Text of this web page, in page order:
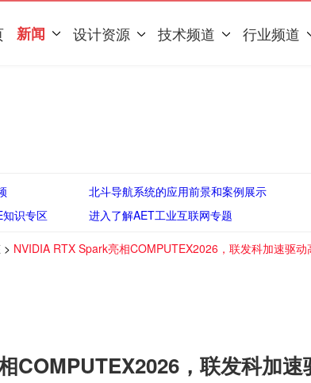
新闻 设计资源 技术频道 行业频道
北斗导航系统的应用前景和案例展示
识专区
进入了解AET工业互联网专题
> NVIDIA RTX Spark亮相COMPUTEX2026，联发科加速驱动
COMPUTEX2026，联发科加速